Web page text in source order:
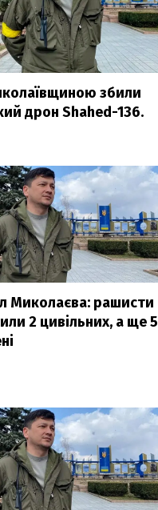
збили
дрон Shahed-136.
Миколаєва: рашисти
2 цивільних, а ще 5